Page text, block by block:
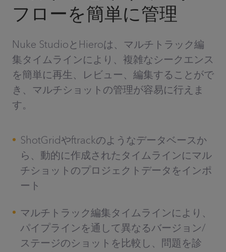
フローを簡単に管理
Nuke StudioとHieroは、マルチトラック編
集タイムラインにより、複雑なシークエンス
を簡単に再生、レビュー、編集することがで
き、マルチショットの管理が容易に行えま
す。
ShotGridやftrackのようなデータベースか
ら、動的に作成されたタイムラインにマル
チショットのプロジェクトデータをインポ
ート
マルチトラック編集タイムラインにより、
パイプラインを通して異なるバージョン/
ステージのショットを比較し、問題を診